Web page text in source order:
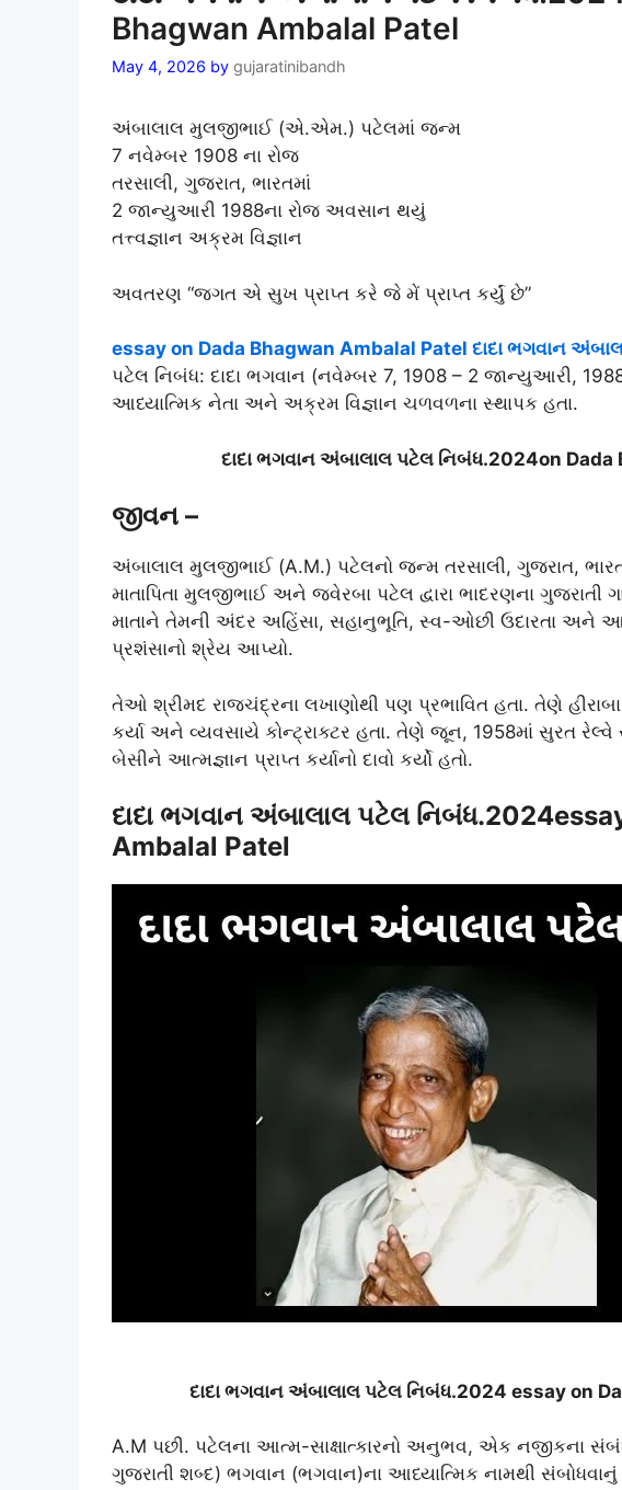
Bhagwan Ambalal Patel
May 4, 2026 by gujaratinibandh
અંબાલાલ મુલજીભાઈ (એ.એમ.) પટેલમાં જન્મ
7 નવેમ્બર 1908 ના રોજ
તરસાલી, ગુજરાત, ભારતમાં
2 જાન્યુઆરી 1988ના રોજ અવસાન થયું
તત્ત્વજ્ઞાન અક્રમ વિજ્ઞાન
અવતરણ “જગત એ સુખ પ્રાપ્ત કરે જે મેં પ્રાપ્ત કર્યું છે”
essay on Dada Bhagwan Ambalal Patel દાદા ભગવાન
પટેલ નિબંધ: દાદા ભગવાન (નવેમ્બર 7, 1908 – 2 જાન્યુઆરી,
આધ્યાત્મિક નેતા અને અક્રમ વિજ્ઞાન ચળવળના સ્થાપક હતા.
દાદા ભગવાન અંબાલાલ પટેલ નિબંધ.2024on
જીવન –
અંબાલાલ મુલજીભાઈ (A.M.) પટેલનો જન્મ તરસાલી, ગુજરાત,
માતાપિતા મુલજીભાઈ અને જવેરબા પટેલ દ્વારા ભાદરણના
માતાને તેમની અંદર અહિંસા, સહાનુભૂતિ, સ્વ-ઓછી ઉદારતા અને
પ્રશંસાનો શ્રેય આપ્યો.
તેઓ શ્રીમદ રાજચંદ્રના લખાણોથી પણ પ્રભાવિત હતા. તેણે
કર્યા અને વ્યવસાયે કોન્ટ્રાક્ટર હતા. તેણે જૂન, 1958માં સુરત
બેસીને આત્મજ્ઞાન પ્રાપ્ત કર્યાનો દાવો કર્યો હતો.
દાદા ભગવાન અંબાલાલ પટેલ
Ambalal Patel
દાદા ભગવાન અંબાલાલ પટેલ નિબંધ.2024 essay on
A.M પછી. પટેલના આત્મ-સાક્ષાત્કારનો અનુભવ, એક નજીકના
ગુજરાતી શબ્દ) ભગવાન (ભગવાન)ના આધ્યાત્મિક નામથી